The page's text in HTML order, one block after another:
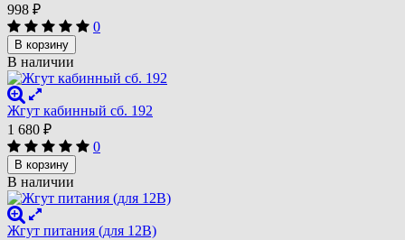
998 ₽
0
В корзину
В наличии
Жгут кабинный сб. 192
1 680 ₽
0
В корзину
В наличии
Жгут питания (для 12В)